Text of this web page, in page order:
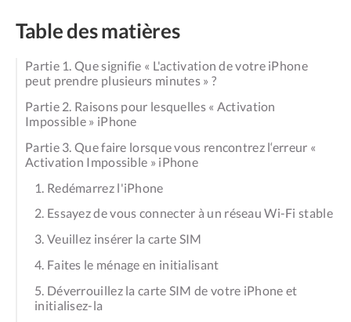
Table des matières
Partie 1. Que signifie « L'activation de votre iPhone
peut prendre plusieurs minutes » ?
Partie 2. Raisons pour lesquelles « Activation
Impossible » iPhone
Partie 3. Que faire lorsque vous rencontrez l‘erreur «
Activation Impossible » iPhone
1. Redémarrez l'iPhone
2. Essayez de vous connecter à un réseau Wi-Fi stable
3. Veuillez insérer la carte SIM
4. Faites le ménage en initialisant
5. Déverrouillez la carte SIM de votre iPhone et
initialisez-la